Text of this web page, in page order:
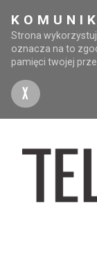
Strona
oznacza na to
pamięci twojej
X